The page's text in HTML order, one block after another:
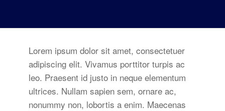
Lorem ipsum dolor sit amet, consectetuer
adipiscing elit. Vivamus porttitor turpis ac
leo. Praesent id justo in neque elementum
ultrices. Nullam sapien sem, ornare ac,
nonummy non, lobortis a enim. Maecenas